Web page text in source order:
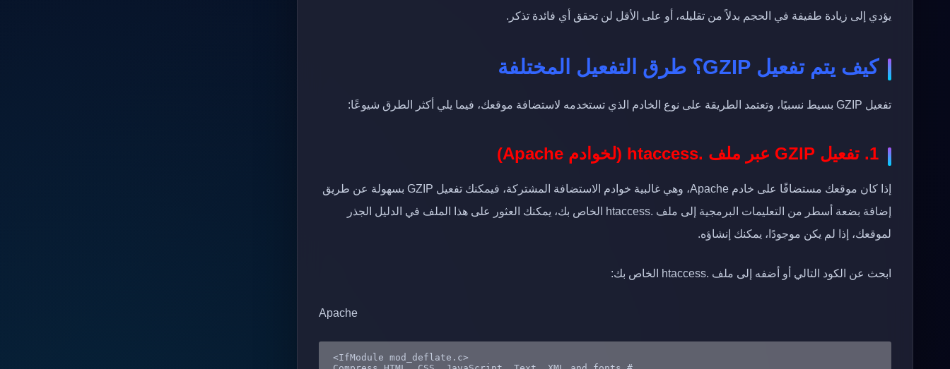
يؤدي إلى زيادة طفيفة في الحجم بدلاً من تقليله، أو على الأقل لن تحقق أي فائدة تذكر.
كيف يتم تفعيل GZIP؟ طرق التفعيل المختلفة
تفعيل GZIP بسيط نسبيًا، وتعتمد الطريقة على نوع الخادم الذي تستخدمه لاستضافة موقعك، فيما يلي أكثر الطرق شيوعًا:
1. تفعيل GZIP عبر ملف .htaccess (لخوادم Apache)
إذا كان موقعك مستضافًا على خادم Apache، وهي غالبية خوادم الاستضافة المشتركة، فيمكنك تفعيل GZIP بسهولة عن طريق
إضافة بضعة أسطر من التعليمات البرمجية إلى ملف .htaccess الخاص بك، يمكنك العثور على هذا الملف في الدليل الجذر
لموقعك، إذا لم يكن موجودًا، يمكنك إنشاؤه.
ابحث عن الكود التالي أو أضفه إلى ملف .htaccess الخاص بك:
Apache
<IfModule mod_deflate.c>